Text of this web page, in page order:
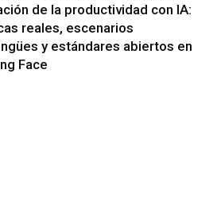
de la productividad con IA:
reales, escenarios
y estándares abiertos en
Face